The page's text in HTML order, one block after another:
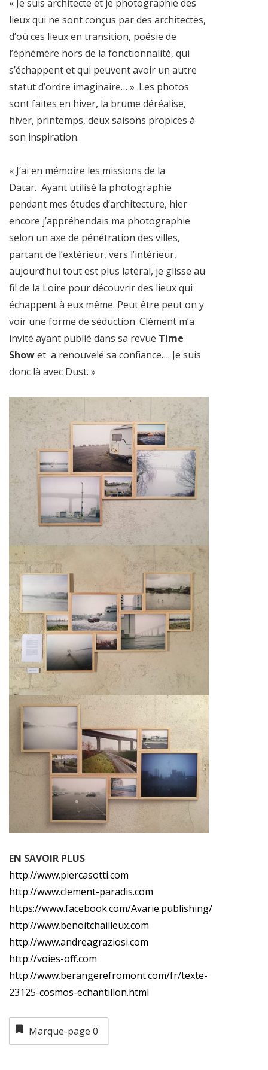
« Je suis architecte et je photographie des
lieux qui ne sont conçus par des architectes,
d’où ces lieux en transition, poésie de
l’éphémère hors de la fonctionnalité, qui
s’échappent et qui peuvent avoir un autre
statut d’ordre imaginaire… » .Les photos
sont faites en hiver, la brume déréalise,
hiver, printemps, deux saisons propices à
son inspiration.
« J‘ai en mémoire les missions de la
Datar. Ayant utilisé la photographie
pendant mes études d’architecture, hier
encore j’appréhendais ma photographie
selon un axe de pénétration des villes,
partant de l’extérieur, vers l’intérieur,
aujourd’hui tout est plus latéral, je glisse au
fil de la Loire pour découvrir des lieux qui
échappent à eux même. Peut être peut on y
voir une forme de séduction. Clément m’a
invité ayant publié dans sa revue Time
Showet a renouvelé sa confiance…. Je suis
donc là avec Dust. »
EN SAVOIR PLUS
http://www.piercasotti.com
http://www.clement-paradis.com
https://www.facebook.com/Avarie.publishing/
http://www.benoitchailleux.com
http://www.andreagraziosi.com
http://voies-off.com
http://www.berangerefromont.com/fr/texte-
23125-cosmos-echantillon.html
Marque-page 0